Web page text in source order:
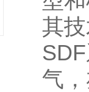
其
气